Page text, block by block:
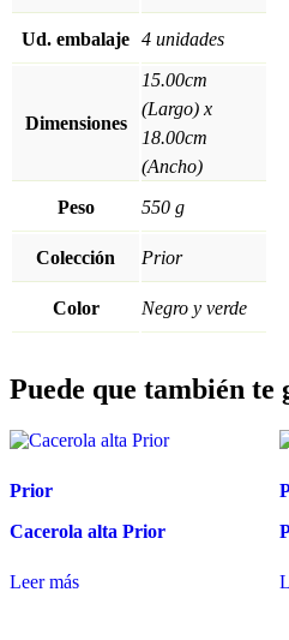
Ud. embalaje 4 unidades
Dimensiones
15.00cm
(Largo) x
18.00cm
(Ancho)
Peso
550 g
Colección Prior
Color Negro y verde
Puede que también te
Prior
Cacerola alta Prior
Leer más